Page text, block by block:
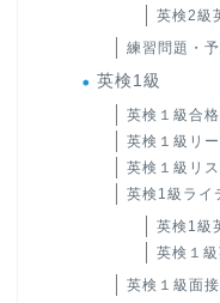
英検2級
練習問題・
英検1級
英検１級合
英検１級リ
英検１級リ
英検1級ライ
英検1級
英検１
英検１級面